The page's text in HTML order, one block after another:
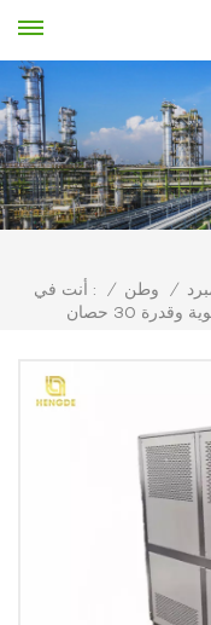
أنت في : / وطن /